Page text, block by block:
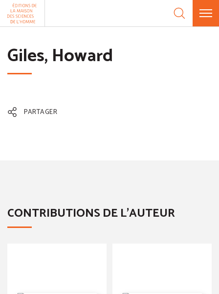
Aller au contenu
Giles, Howard
PARTAGER
CONTRIBUTIONS DE L'AUTEUR
Panneau de gestion des cookies